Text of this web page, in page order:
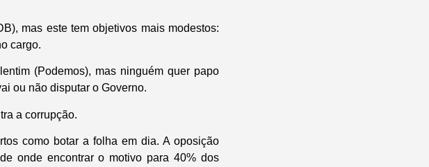
mas este tem objetivos mais modestos:
cargo.
(Podemos), mas ninguém quer papo
ou não disputar o Governo.
a corrupção.
como botar a folha em dia. A oposição
onde encontrar o motivo para 40% dos